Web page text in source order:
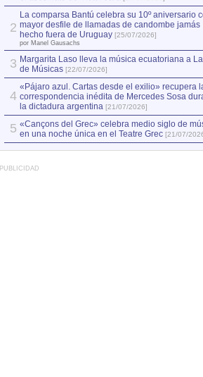
2
La comparsa Bantú celebra su 10º aniversario
mayor desfile de llamadas de candombe jamás
hecho fuera de Uruguay [25/07/2026]
por Manel Gausachs
3 Margarita Laso lleva la música ecuatoriana a
de Músicas [22/07/2026]
4
«Pájaro azul. Cartas desde el exilio» recupera
correspondencia inédita de Mercedes Sosa
la dictadura argentina [21/07/2026]
5 «Cançons del Grec» celebra medio siglo de
en una noche única en el Teatre Grec [21/07/
PUBLICIDAD